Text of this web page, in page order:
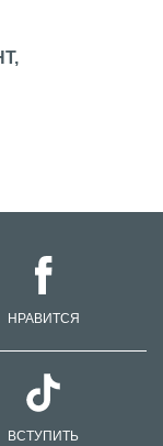
НРАВИТСЯ
ВСТУПИТЬ